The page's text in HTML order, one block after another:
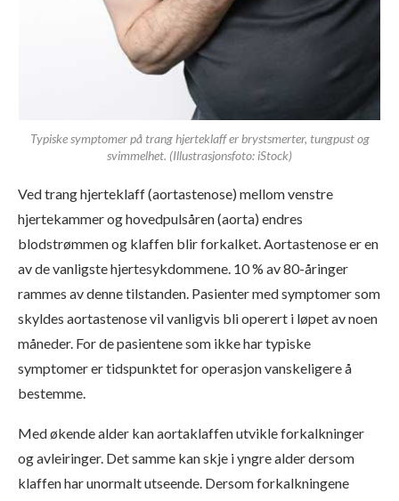
Typiske symptomer på trang hjerteklaff er brystsmerter, tungpust og
svimmelhet. (Illustrasjonsfoto: iStock)
Ved trang hjerteklaff (aortastenose) mellom venstre
hjertekammer og hovedpulsåren (aorta) endres
blodstrømmen og klaffen blir forkalket. Aortastenose er en
av de vanligste hjertesykdommene. 10 % av 80-åringer
rammes av denne tilstanden. Pasienter med symptomer som
skyldes aortastenose vil vanligvis bli operert i løpet av noen
måneder. For de pasientene som ikke har typiske
symptomer er tidspunktet for operasjon vanskeligere å
bestemme.
Med økende alder kan aortaklaffen utvikle forkalkninger
og avleiringer. Det samme kan skje i yngre alder dersom
klaffen har unormalt utseende. Dersom forkalkningene